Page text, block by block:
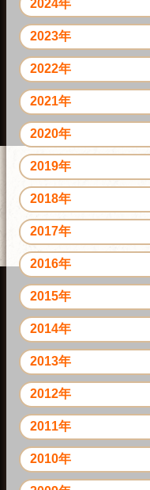
2024年
2023年
2022年
2021年
2020年
2019年
2018年
2017年
2016年
2015年
2014年
2013年
2012年
2011年
2010年